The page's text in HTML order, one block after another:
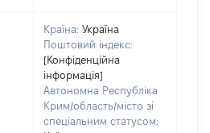
Країна: Україна
Поштовий індекс:
[Конфіденційна
інформація]
Автономна Республіка
Крим/область/місто зі
спеціальним статусом: